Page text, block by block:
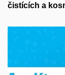
čistících a